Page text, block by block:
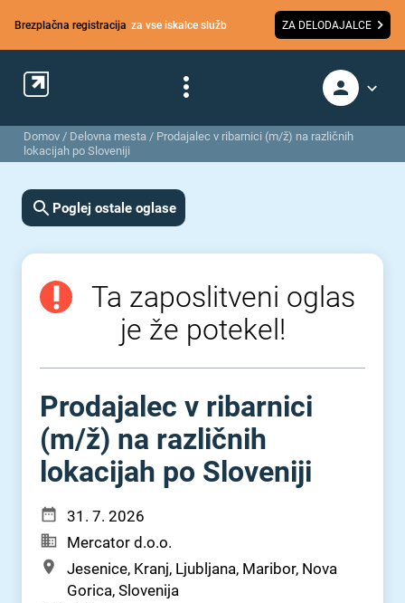
Brezplačna registracija za vse iskalce služb ZA DELODAJALCE
Domov / Delovna mesta / Prodajalec v ribarnici (m/ž) na različnih
lokacijah po Sloveniji
Poglej ostale oglase
Ta zaposlitveni oglas
je že potekel!
Prodajalec v ribarnici
(m⁠/⁠ž) na različnih
lokacijah po Sloveniji
31. 7. 2026
Mercator d.o.o.
Jesenice, Kranj, Ljubljana, Maribor, Nova
Gorica, Slovenija